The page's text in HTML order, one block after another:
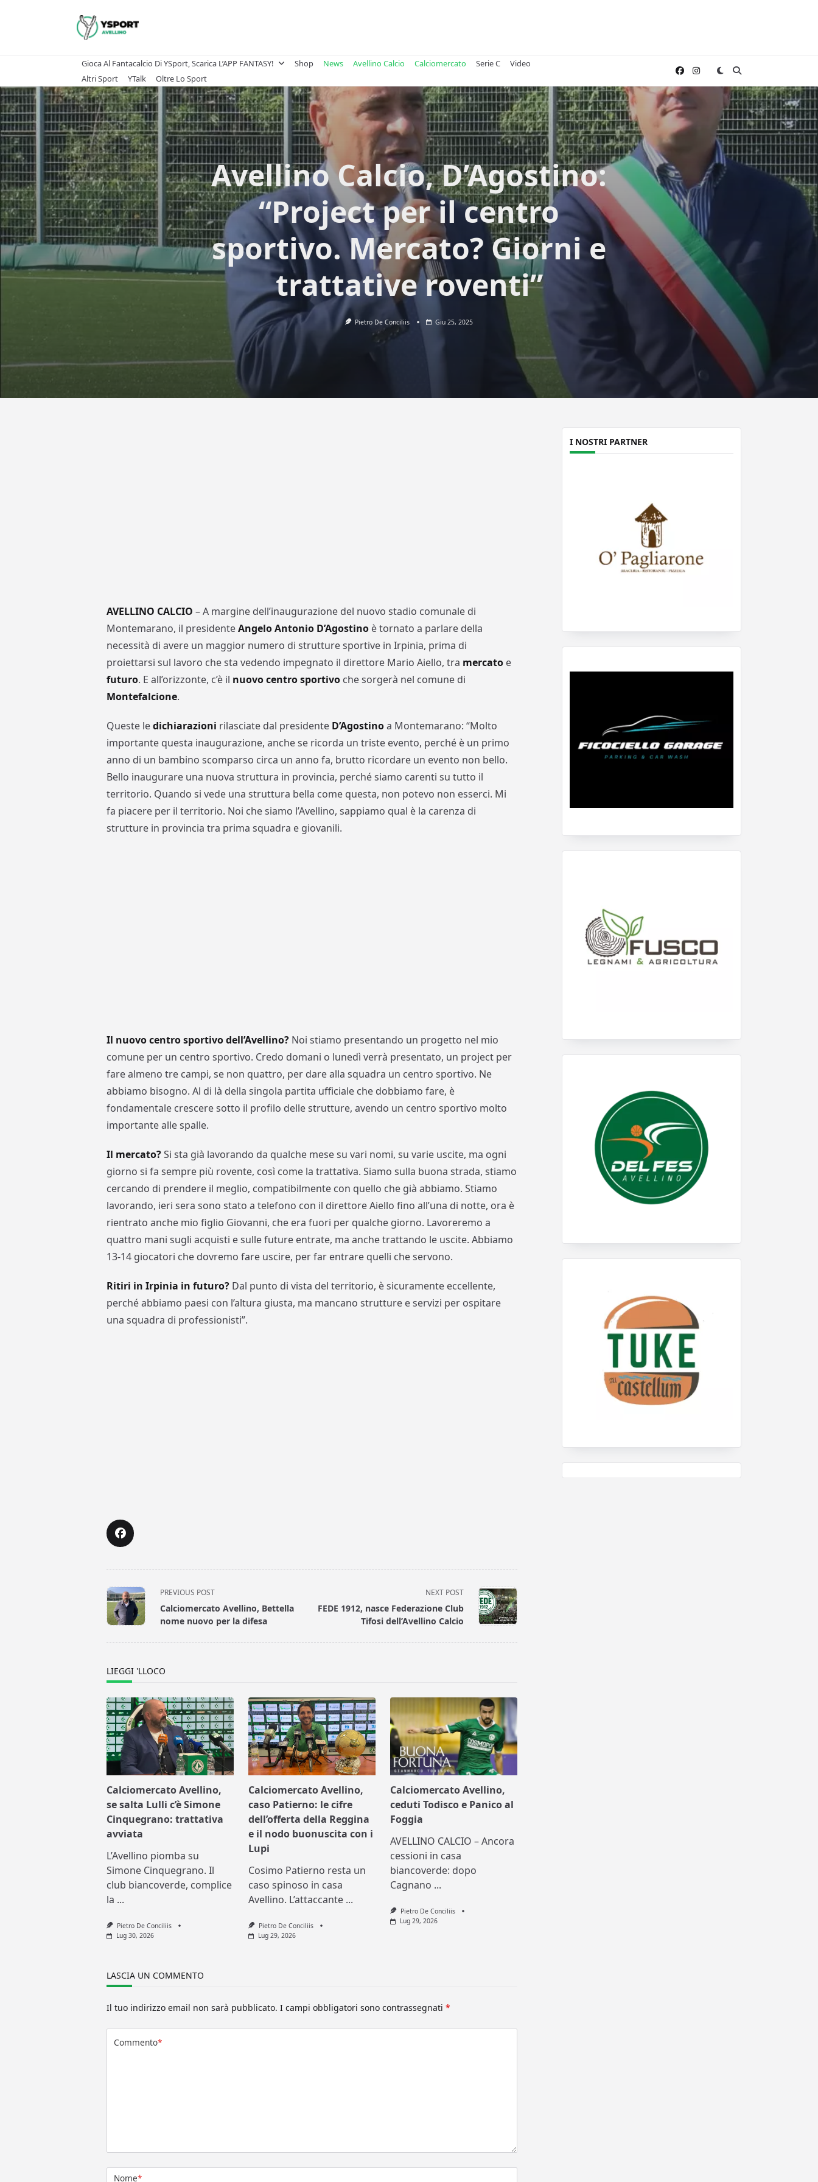
Gioca Al Fantacalcio Di YSport, Scarica L’APP FANTASY! Shop News Avellino Calcio Calciomercato Serie C
Video
Altri Sport
YTalk Oltre Lo Sport
Avellino Calcio, D’Agostino:
“Project per il centro
sportivo. Mercato? Giorni e
trattative roventi”
Pietro De Conciliis Giu 25, 2025
AVELLINO CALCIO – A margine dell’inaugurazione del nuovo stadio comunale di
Montemarano, il presidenteAngelo Antonio D’Agostino è tornato a parlare della
necessità di avere un maggior numero di strutture sportive in Irpinia, prima di
proiettarsi sul lavoro che sta vedendo impegnato il direttore Mario Aiello, tra mercato e
futuro. E all’orizzonte, c’è il nuovo centro sportivo che sorgerà nel comune di
Montefalcione.
Queste ledichiarazioni rilasciate dal presidente D’Agostinoa Montemarano: “Molto
importante questa inaugurazione, anche se ricorda un triste evento, perché è un primo
anno di un bambino scomparso circa un anno fa, brutto ricordare un evento non bello.
Bello inaugurare una nuova struttura in provincia, perché siamo carenti su tutto il
territorio. Quando si vede una struttura bella come questa, non potevo non esserci. Mi
fa piacere per il territorio. Noi che siamo l’Avellino, sappiamo qual è la carenza di
strutture in provincia tra prima squadra e giovanili.
Il nuovo centro sportivo dell’Avellino? Noi stiamo presentando un progetto nel mio
comune per un centro sportivo. Credo domani o lunedì verrà presentato, un project per
fare almeno tre campi, se non quattro, per dare alla squadra un centro sportivo. Ne
abbiamo bisogno. Al di là della singola partita ufficiale che dobbiamo fare, è
fondamentale crescere sotto il profilo delle strutture, avendo un centro sportivo molto
importante alle spalle.
Il mercato?Si sta già lavorando da qualche mese su vari nomi, su varie uscite, ma ogni
giorno si fa sempre più rovente, così come la trattativa. Siamo sulla buona strada, stiamo
cercando di prendere il meglio, compatibilmente con quello che già abbiamo. Stiamo
lavorando, ieri sera sono stato a telefono con il direttore Aiello fino all’una di notte, ora è
rientrato anche mio figlio Giovanni, che era fuori per qualche giorno. Lavoreremo a
quattro mani sugli acquisti e sulle future entrate, ma anche trattando le uscite. Abbiamo
13-14 giocatori che dovremo fare uscire, per far entrare quelli che servono.
Ritiri in Irpinia in futuro? Dal punto di vista del territorio, è sicuramente eccellente,
perché abbiamo paesi con l’altura giusta, ma mancano strutture e servizi per ospitare
una squadra di professionisti”.
<span
class="nav-
subtitle
PREVIOUS POST
Calciomercato Avellino, Bettella
nome nuovo per la difesa
NEXT POST
FEDE 1912, nasce Federazione Club
Tifosi dell’Avellino Calcio
LIEGGI 'LLOCO
Calciomercato Avellino,
se salta Lulli c’è Simone
Cinquegrano: trattativa
avviata
L’Avellino piomba su
Simone Cinquegrano. Il
club biancoverde, complice
la ...
Pietro De Conciliis
Lug 30, 2026
Calciomercato Avellino,
caso Patierno: le cifre
dell’offerta della Reggina
e il nodo buonuscita con i
Lupi
Cosimo Patierno resta un
caso spinoso in casa
Avellino. L’attaccante ...
Pietro De Conciliis
Lug 29, 2026
Calciomercato Avellino,
ceduti Todisco e Panico al
Foggia
AVELLINO CALCIO – Ancora
cessioni in casa
biancoverde: dopo
Cagnano ...
Pietro De Conciliis
Lug 29, 2026
LASCIA UN COMMENTO
Il tuo indirizzo email non sarà pubblicato. I campi obbligatori sono contrassegnati*
Commento*
Nome*
I NOSTRI PARTNER